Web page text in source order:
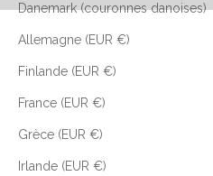
Danemark (couronnes danoises)
Allemagne (EUR €)
Finlande (EUR €)
France (EUR €)
Grèce (EUR €)
Irlande (EUR €)